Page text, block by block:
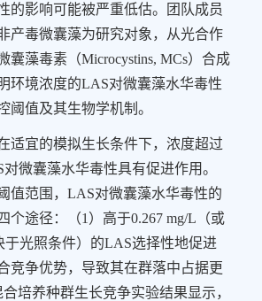
的影响可能被严重低估。
团队成员
产毒微囊藻为研究对象，从光合作
囊藻毒素（Microcystins, MCs）合成
环境浓度的LAS对微囊藻水华毒性
阈值及其生物学机制。
适宜的模拟生长条件下，浓度超过
对微囊藻水华毒性具有促进作用。
值范围， LAS对微囊藻水华毒性的
个途径：（1 ）高于0.267 mg/L （或
于光照条件）的LAS选择性地促进
竞争优势，导致其在群落中占据更
合培养种群生长竞争实验结果显示，